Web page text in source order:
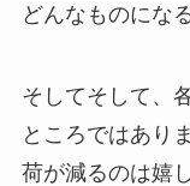
どんなものにな
そしてそして、
ところではあり
荷が減るのは嬉